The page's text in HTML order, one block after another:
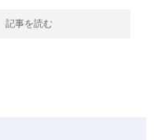
記事を読む